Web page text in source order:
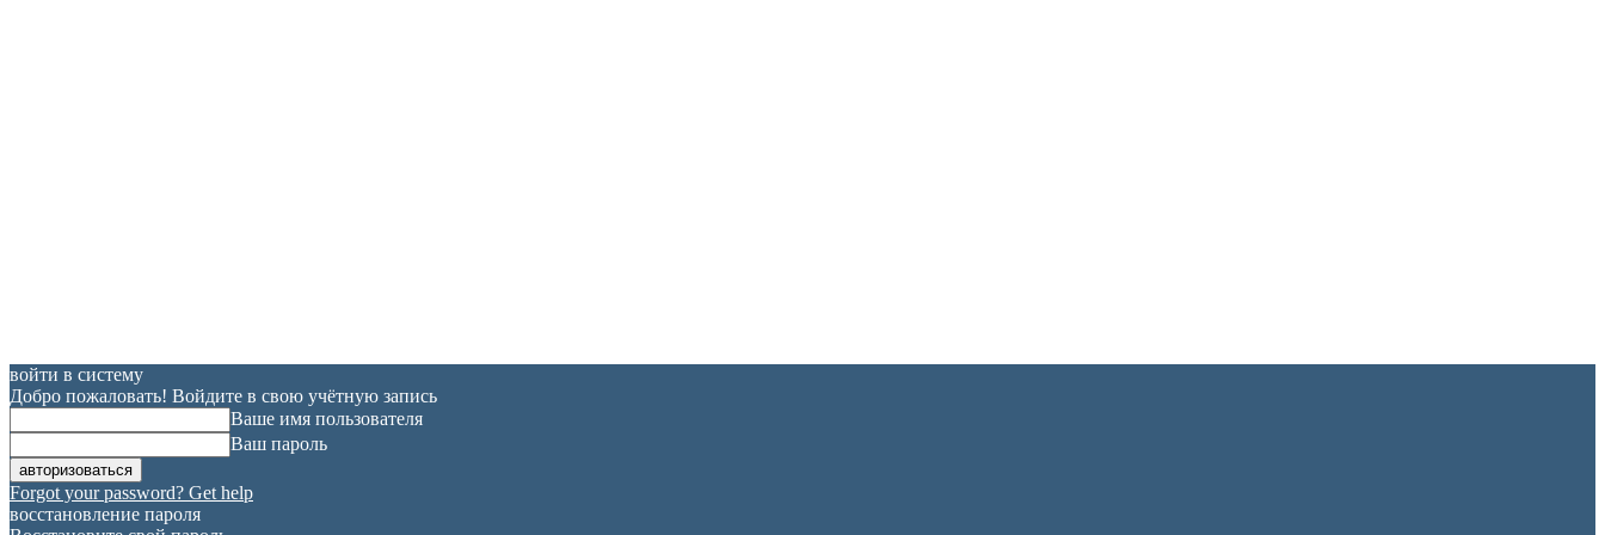
войти в систему
Добро пожаловать! Войдите в свою учётную запись
Ваше имя пользователя
Ваш пароль
Forgot your password? Get help
восстановление пароля